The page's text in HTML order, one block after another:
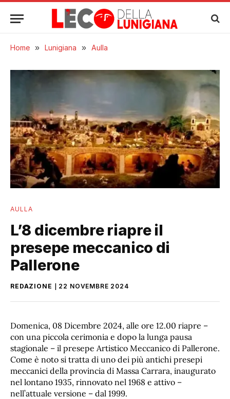
Home » Lunigiana » Aulla
AULLA
L’8 dicembre riapre il
presepe meccanico di
Pallerone
REDAZIONE 22 NOVEMBRE 2024
Domenica, 08 Dicembre 2024, alle ore 12.00 riapre –
con una piccola cerimonia e dopo la lunga pausa
stagionale – il presepe Artistico Meccanico di Pallerone.
Come è noto si tratta di uno dei più antichi presepi
meccanici della provincia di Massa Carrara, inaugurato
nel lontano 1935, rinnovato nel 1968 e attivo –
nell’attuale versione – dal 1999.